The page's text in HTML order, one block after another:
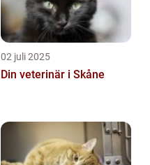
02 juli 2025
Din veterinär i Skåne